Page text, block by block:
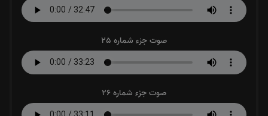
صوت جزء شماره 25
صوت جزء شماره 26